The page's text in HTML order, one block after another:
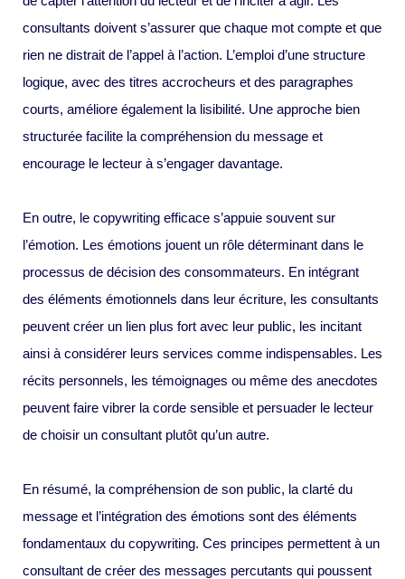
consultants doivent s’assurer que chaque mot compte et que
rien ne distrait de l’appel à l’action. L’emploi d’une structure
logique, avec des titres accrocheurs et des paragraphes
courts, améliore également la lisibilité. Une approche bien
structurée facilite la compréhension du message et
encourage le lecteur à s’engager davantage.
En outre, le copywriting efficace s’appuie souvent sur
l’émotion. Les émotions jouent un rôle déterminant dans le
processus de décision des consommateurs. En intégrant
des éléments émotionnels dans leur écriture, les consultants
peuvent créer un lien plus fort avec leur public, les incitant
ainsi à considérer leurs services comme indispensables. Les
récits personnels, les témoignages ou même des anecdotes
peuvent faire vibrer la corde sensible et persuader le lecteur
de choisir un consultant plutôt qu’un autre.
En résumé, la compréhension de son public, la clarté du
message et l’intégration des émotions sont des éléments
fondamentaux du copywriting. Ces principes permettent à un
consultant de créer des messages percutants qui poussent